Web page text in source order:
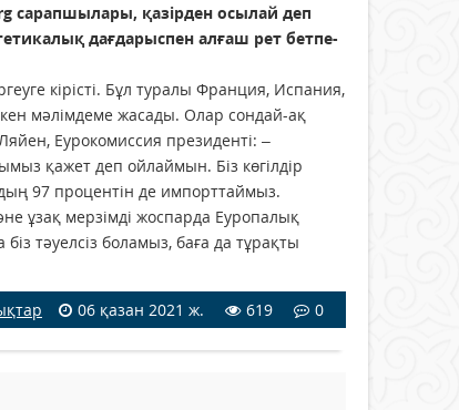
сарапшылары, қазірден осылай деп
дағдарыспен алғаш рет бетпе-
кірісті. Бұл туралы Франция, Испания,
мәлімдеме жасады. Олар сондай-ақ
Еурокомиссия президенті: –
қажет деп ойлаймын. Біз көгілдір
97 процентін де импорттаймыз.
ұзақ мерзімді жоспарда Еуропалық
тәуелсіз боламыз, баға да тұрақты
06 қазан 2021 ж. 619 0